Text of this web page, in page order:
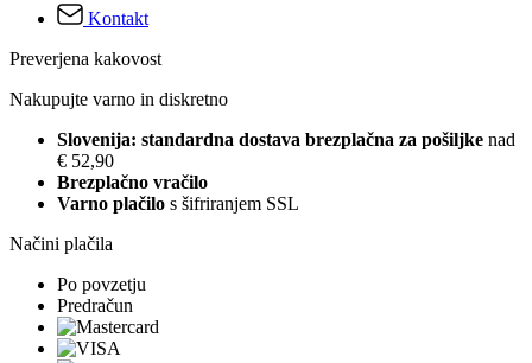
Kontakt
Preverjena kakovost
Nakupujte varno in diskretno
Slovenija: standardna dostava brezplačna za pošiljke nad
€ 52,90
Brezplačno vračilo
Varno plačilo s šifriranjem SSL
Načini plačila
Po povzetju
Predračun